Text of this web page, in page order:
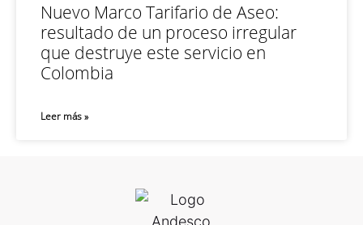
Nuevo Marco Tarifario de Aseo:
resultado de un proceso irregular
que destruye este servicio en
Colombia
Leer más »